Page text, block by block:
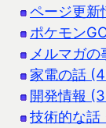
ページ更新
ポケモン
メルマガ
家電の話
開発情報
技術的な話